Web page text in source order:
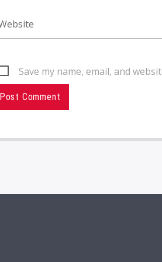
Save my name, email, and